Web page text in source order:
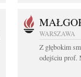
WARSZAWA
Z głębokim
odejściu prof.